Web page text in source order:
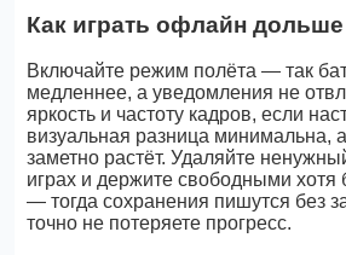
Как играть офлайн дольше
Включайте режим полёта — так
медленнее, а уведомления не
яркость и частоту кадров, если
визуальная разница минимальна,
заметно растёт. Удаляйте
играх и держите свободными хотя
— тогда сохранения пишутся без
точно не потеряете прогресс.